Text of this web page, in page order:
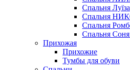
Спальня Луїза
Спальня
Спальня
Спальня
Прихожая
Прихожие
Тумбы для обуви